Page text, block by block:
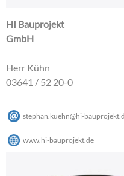
HI Bauprojekt
GmbH
Herr Kühn
03641 / 52 20-0
stephan.kuehn@hi-bauprojekt
www.hi-bauprojekt.de